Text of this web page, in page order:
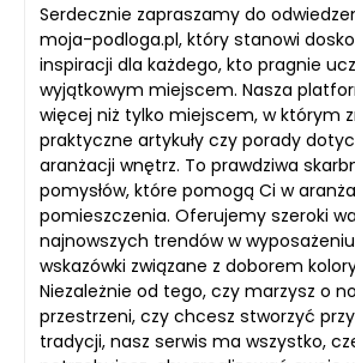
Serdecznie zapraszamy do
moja-podloga.pl, który stanowi
inspiracji dla każdego, kto pragnie
wyjątkowym miejscem. Nasza
więcej niż tylko miejscem, w którym
praktyczne artykuły czy porady
aranżacji wnętrz. To prawdziwa
pomysłów, które pomogą Ci w
pomieszczenia. Oferujemy szeroki
najnowszych trendów w
wskazówki związane z doborem
Niezależnie od tego, czy marzysz o
przestrzeni, czy chcesz stworzyć
tradycji, nasz serwis ma wszystko,